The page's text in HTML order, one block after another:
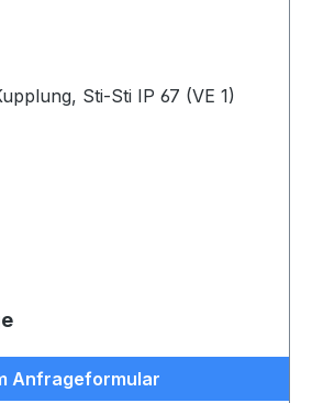
Telegärtner: 7-16 Kupplung, Sti-Sti IP 67 (VE 1)
Anfrageformular